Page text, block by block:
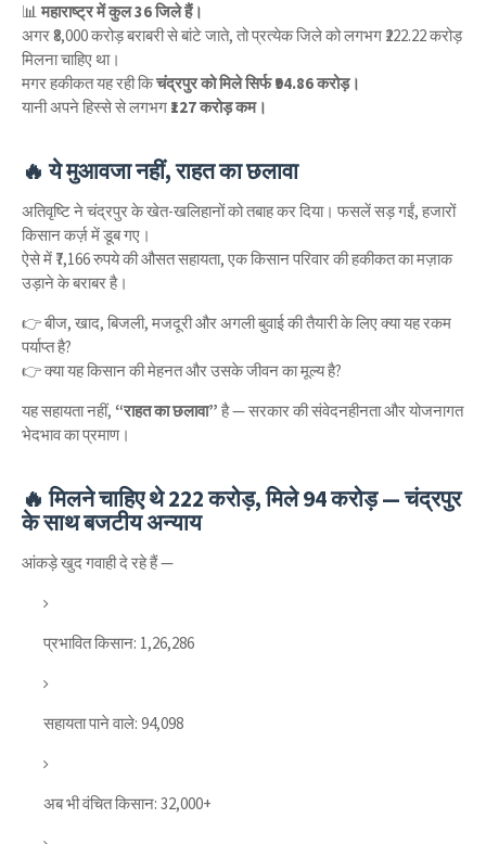
📊 महाराष्ट्र में कुल 36 जिले हैं।
अगर ₹8,000 करोड़ बराबरी से बांटे जाते, तो प्रत्येक जिले को लगभग ₹222.22 करोड़
मिलना चाहिए था।
मगर हकीकत यह रही किचंद्रपुर को मिले सिर्फ ₹94.86 करोड़।
यानी अपने हिस्से से लगभग ₹127 करोड़ कम।
🔥 ये मुआवजा नहीं, राहत का छलावा
अतिवृष्टि ने चंद्रपुर के खेत-खलिहानों को तबाह कर दिया। फसलें सड़ गईं, हजारों
किसान कर्ज़ में डूब गए।
ऐसे में ₹7,166 रुपये की औसत सहायता, एक किसान परिवार की हकीकत का मज़ाक
उड़ाने के बराबर है।
👉 बीज, खाद, बिजली, मजदूरी और अगली बुवाई की तैयारी के लिए क्या यह रकम
पर्याप्त है?
👉 क्या यह किसान की मेहनत और उसके जीवन का मूल्य है?
यह सहायता नहीं, “राहत का छलावा” है — सरकार की संवेदनहीनता और योजनागत
भेदभाव का प्रमाण।
🔥 मिलने चाहिए थे 222 करोड़, मिले 94 करोड़ — चंद्रपुर
के साथ बजटीय अन्याय
आंकड़े खुद गवाही दे रहे हैं —
प्रभावित किसान: 1,26,286
सहायता पाने वाले: 94,098
अब भी वंचित किसान: 32,000+